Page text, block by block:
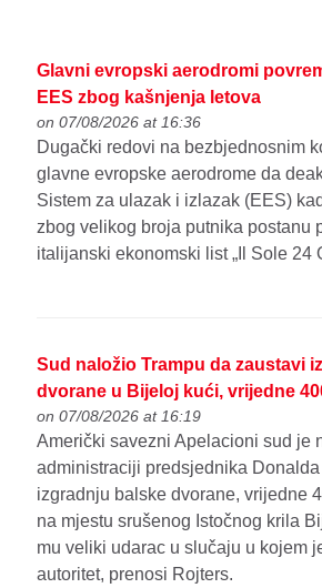
Glavni evropski aerodromi
EES zbog kašnjenja letova
on 07/08/2026 at 16:36
Dugački redovi na bezbjednosnim
glavne evropske aerodrome da
Sistem za ulazak i izlazak (EES)
zbog velikog broja putnika postanu
italijanski ekonomski list „Il Sole 24
Sud naložio Trampu da zaustavi
dvorane u Bijeloj kući, vrijedne
on 07/08/2026 at 16:19
Američki savezni Apelacioni sud je
administraciji predsjednika
izgradnju balske dvorane, vrijedne
na mjestu srušenog Istočnog krila
mu veliki udarac u slučaju u kojem
autoritet, prenosi Rojters.